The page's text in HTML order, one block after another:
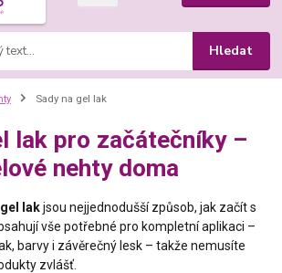
Hledat
Sady na gel lak
lak pro začátečníky –
nehty doma
lakjsou nejjednodušší způsob, jak začít s
vše potřebné pro kompletní aplikaci –
barvy i závěrečný lesk – takže nemusíte
zvlášť.